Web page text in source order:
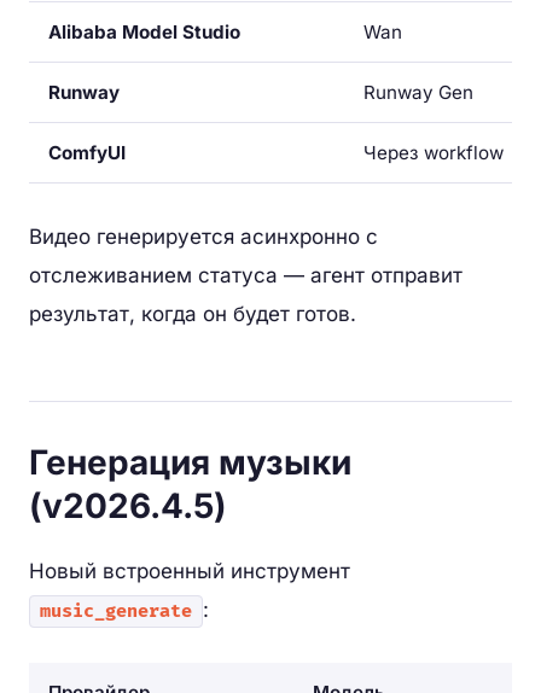
Alibaba Model Studio Wan
Runway Runway Gen
ComfyUI Через workflow
Видео генерируется асинхронно с
отслеживанием статуса — агент отправит
результат, когда он будет готов.
Генерация музыки
(v2026.4.5)
Новый встроенный инструмент
music_generate :